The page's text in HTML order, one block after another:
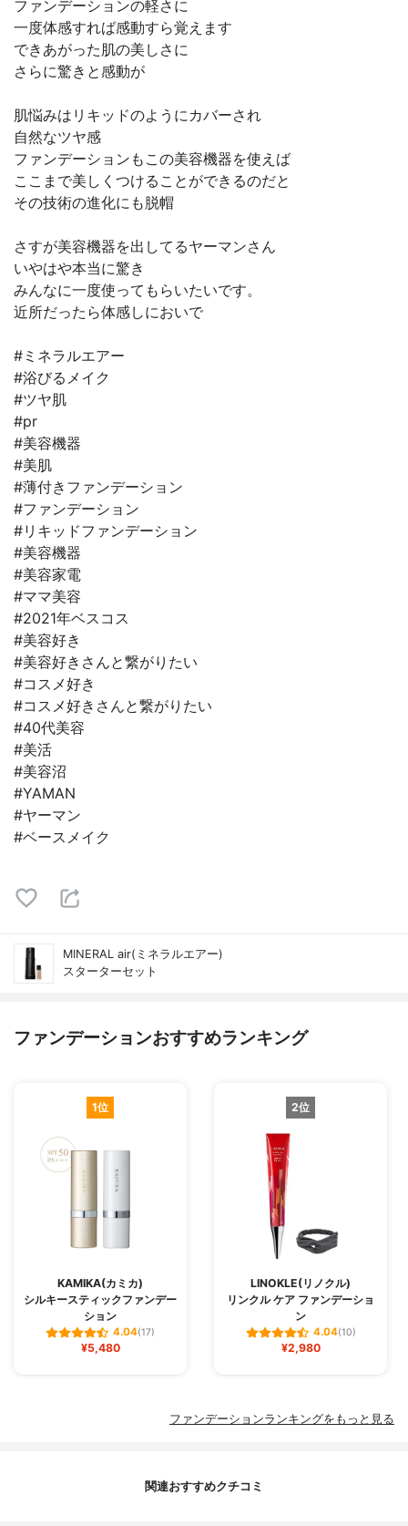
ファンデーションの軽さに
一度体感すれば感動すら覚えます
できあがった肌の美しさに
さらに驚きと感動が
肌悩みはリキッドのようにカバーされ
自然なツヤ感
ファンデーションもこの美容機器を使えば
ここまで美しくつけることができるのだと
その技術の進化にも脱帽
さすが美容機器を出してるヤーマンさん
いやはや本当に驚き
みんなに一度使ってもらいたいです。
近所だったら体感しにおいで
#ミネラルエアー
#浴びるメイク
#ツヤ肌
#pr
#美容機器
#美肌
#薄付きファンデーション
#ファンデーション
#リキッドファンデーション
#美容機器
#美容家電
#ママ美容
#2021年ベスコス
#美容好き
#美容好きさんと繋がりたい
#コスメ好き
#コスメ好きさんと繋がりたい
#40代美容
#美活
#美容沼
#YAMAN
#ヤーマン
#ベースメイク
MINERAL air(ミネラルエアー)
スターターセット
ファンデーションおすすめランキング
1位
KAMIKA(カミカ)
シルキースティックファンデー
ション
4.04(17)
¥5,480
2位
LINOKLE(リノクル)
リンクル ケア ファンデーショ
ン
4.04(10)
¥2,980
ファンデーションランキングをもっと見る
関連おすすめクチコミ